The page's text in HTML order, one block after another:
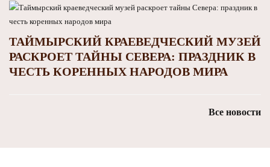
ТАЙМЫРСКИЙ КРАЕВЕДЧЕСКИЙ МУЗЕЙ
РАСКРОЕТ ТАЙНЫ СЕВЕРА: ПРАЗДНИК В
ЧЕСТЬ КОРЕННЫХ НАРОДОВ МИРА
Все новости